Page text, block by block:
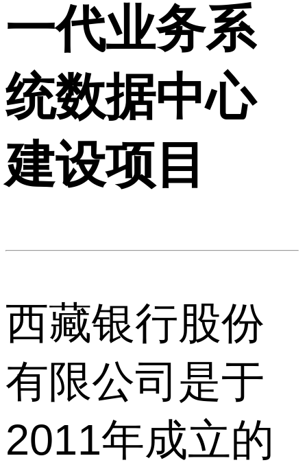
一代业务系
统数据中心
建设项目
西藏银行股份
有限公司是于
2011年成立的